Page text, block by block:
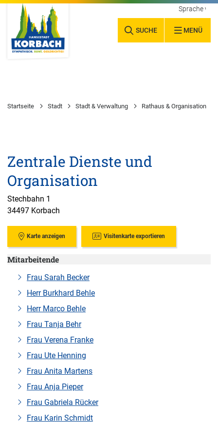
SUCHE MENÜ
Sprache
Startseite Stadt Stadt & Verwaltung Rathaus & Organisation
Zentrale Dienste und
Organisation
Stechbahn 1
34497 Korbach
Karte anzeigen Visitenkarte exportieren
Mitarbeitende
Frau Sarah Becker
Herr Burkhard Behle
Herr Marco Behle
Frau Tanja Behr
Frau Verena Franke
Frau Ute Henning
Frau Anita Martens
Frau Anja Pieper
Frau Gabriela Rücker
Frau Karin Schmidt